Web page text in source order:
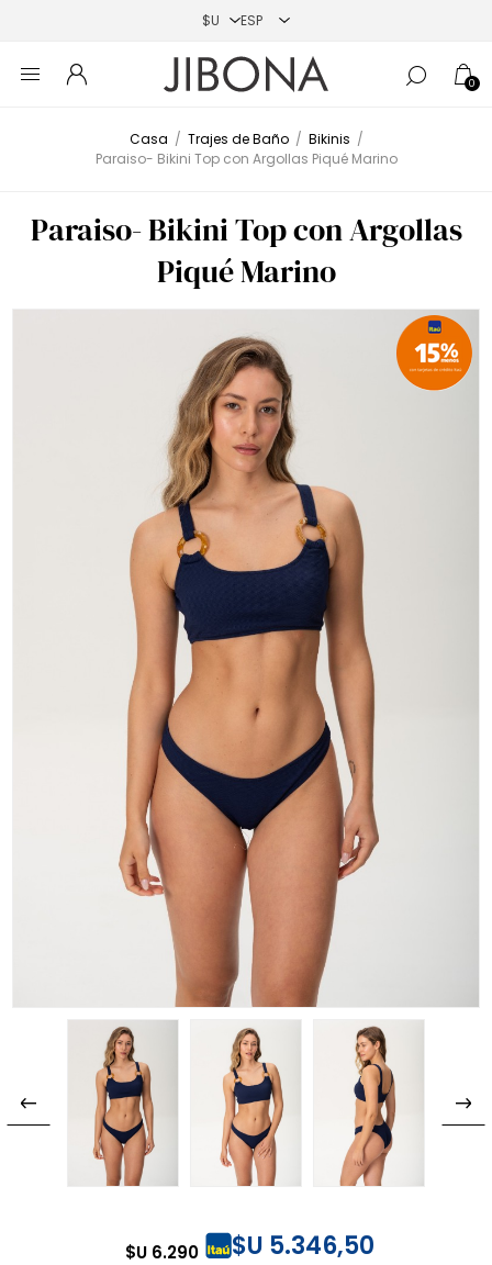
0
Casa / Trajes de Baño / Bikinis /
Paraiso- Bikini Top con Argollas Piqué Marino
Paraiso- Bikini Top con Argollas
Piqué Marino
$U 6.290 $U 5.346,50